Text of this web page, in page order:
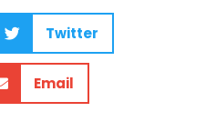
Twitter
Email